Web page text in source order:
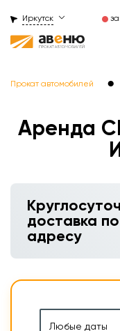
Иркутск
Прокат автомобилей ●
Аренда
доставка по
адресу